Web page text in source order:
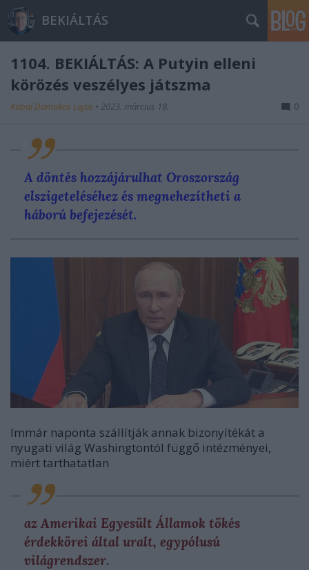
BEKIÁLTÁS
1104. BEKIÁLTÁS: A Putyin elleni
körözés veszélyes játszma
Kabai Domokos Lajos • 2023. március 18. 0
A döntés hozzájárulhat Oroszország
elszigeteléséhez és megnehezítheti a
háború befejezését.
Immár naponta szállítják annak bizonyítékát a
nyugati világ Washingtontól függő intézményei,
miért tarthatatlan
az Amerikai Egyesült Államok tőkés
érdekkörei által uralt, egypólusú
világrendszer.